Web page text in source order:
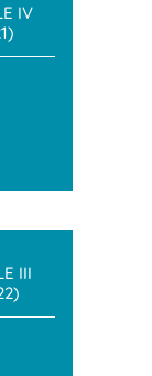
IV
III